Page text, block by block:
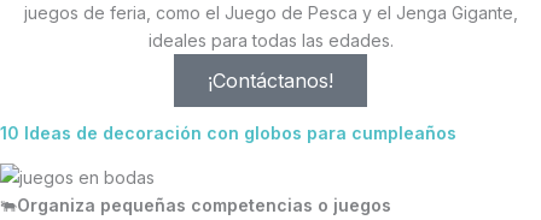
juegos de feria, como el Juego de Pesca y el Jenga Gigante,
ideales para todas las edades.
¡Contáctanos!
10 Ideas de decoración con globos para cumpleaños
🐃Organiza pequeñas competencias o juegos